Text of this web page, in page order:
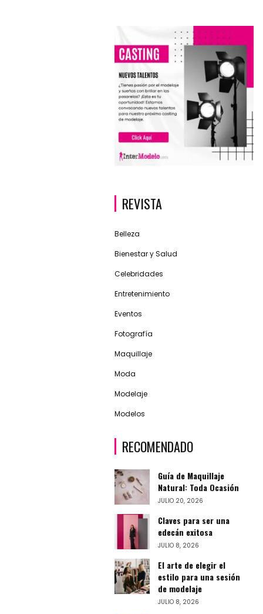
REVISTA
Belleza
Bienestar y Salud
Celebridades
Entretenimiento
Eventos
Fotografía
Maquillaje
Moda
Modelaje
Modelos
RECOMENDADO
Guía de Maquillaje
Natural: Toda Ocasión
JULIO 20, 2026
Claves para ser una
edecán exitosa
JULIO 8, 2026
El arte de elegir el
estilo para una sesión
de modelaje
JULIO 8, 2026